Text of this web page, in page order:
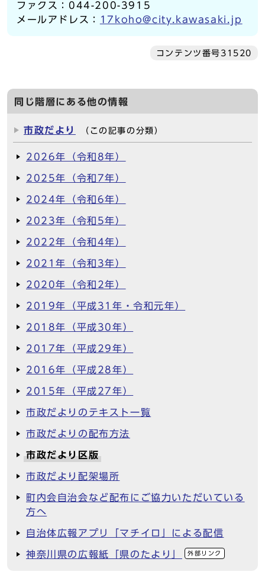
ファクス：044-200-3915
メールアドレス：
17koho@city.kawasaki.jp
コンテンツ番号31520
同じ階層にある他の情報
市政だより （この記事の分類）
2026年（令和8年）
2025年（令和7年）
2024年（令和6年）
2023年（令和5年）
2022年（令和4年）
2021年（令和3年）
2020年（令和2年）
2019年（平成31年・令和元年）
2018年（平成30年）
2017年（平成29年）
2016年（平成28年）
2015年（平成27年）
市政だよりのテキスト一覧
市政だよりの配布方法
市政だより区版
市政だより配架場所
町内会自治会など配布にご協力いただいている
方へ
自治体広報アプリ「マチイロ」による配信
神奈川県の広報紙「県のたより」 外部リンク